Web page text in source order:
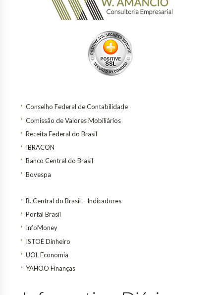
Conselho Federal de Contabilidade
Comissão de Valores Mobiliários
Receita Federal do Brasil
IBRACON
Banco Central do Brasil
Bovespa
B. Central do Brasil – Indicadores
Portal Brasil
InfoMoney
ISTOÉ Dinheiro
UOL Economia
YAHOO Finanças